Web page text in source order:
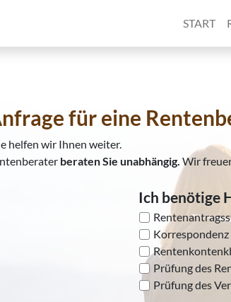
START
für eine
helfen wir Ihnen weiter.
beraten Sie unabhängig. Wir
Ich benötige
Prüfung des
Prüfung des